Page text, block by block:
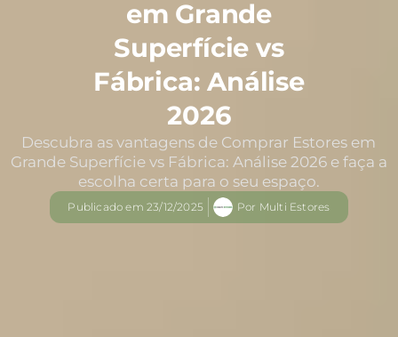
em Grande
Superfície vs
Fábrica: Análise
2026
Descubra as vantagens de Comprar Estores em
Grande Superfície vs Fábrica: Análise 2026 e faça a
escolha certa para o seu espaço.
Publicado em23/12/2025 Por Multi Estores